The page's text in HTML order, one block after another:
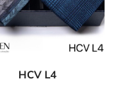
HCV L4